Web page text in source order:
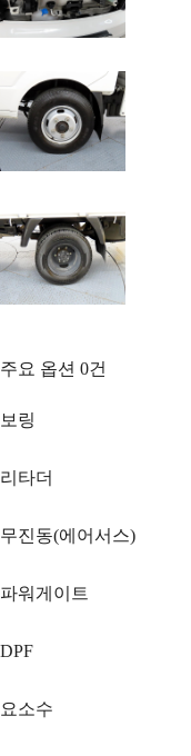
주요 옵션 0건
보링
리타더
무진동(에어서스)
파워게이트
DPF
요소수